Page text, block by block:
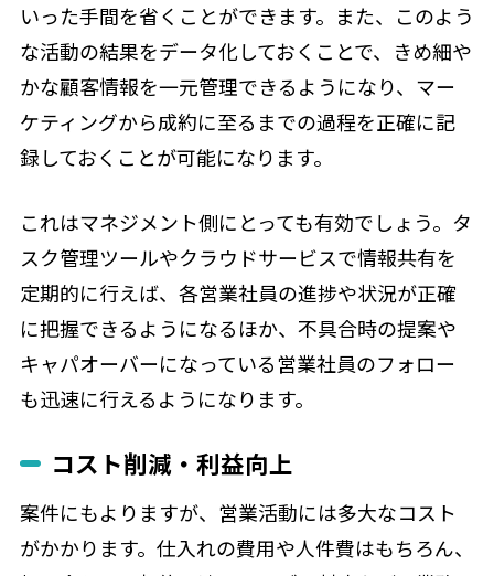
いった手間を省くことができます。また、このよう
な活動の結果をデータ化しておくことで、きめ細や
かな顧客情報を一元管理できるようになり、マー
ケティングから成約に至るまでの過程を正確に記
録しておくことが可能になります。
これはマネジメント側にとっても有効でしょう。タ
スク管理ツールやクラウドサービスで情報共有を
定期的に行えば、各営業社員の進捗や状況が正確
に把握できるようになるほか、不具合時の提案や
キャパオーバーになっている営業社員のフォロー
も迅速に行えるようになります。
コスト削減・利益向上
案件にもよりますが、営業活動には多大なコスト
がかかります。仕入れの費用や人件費はもちろん、